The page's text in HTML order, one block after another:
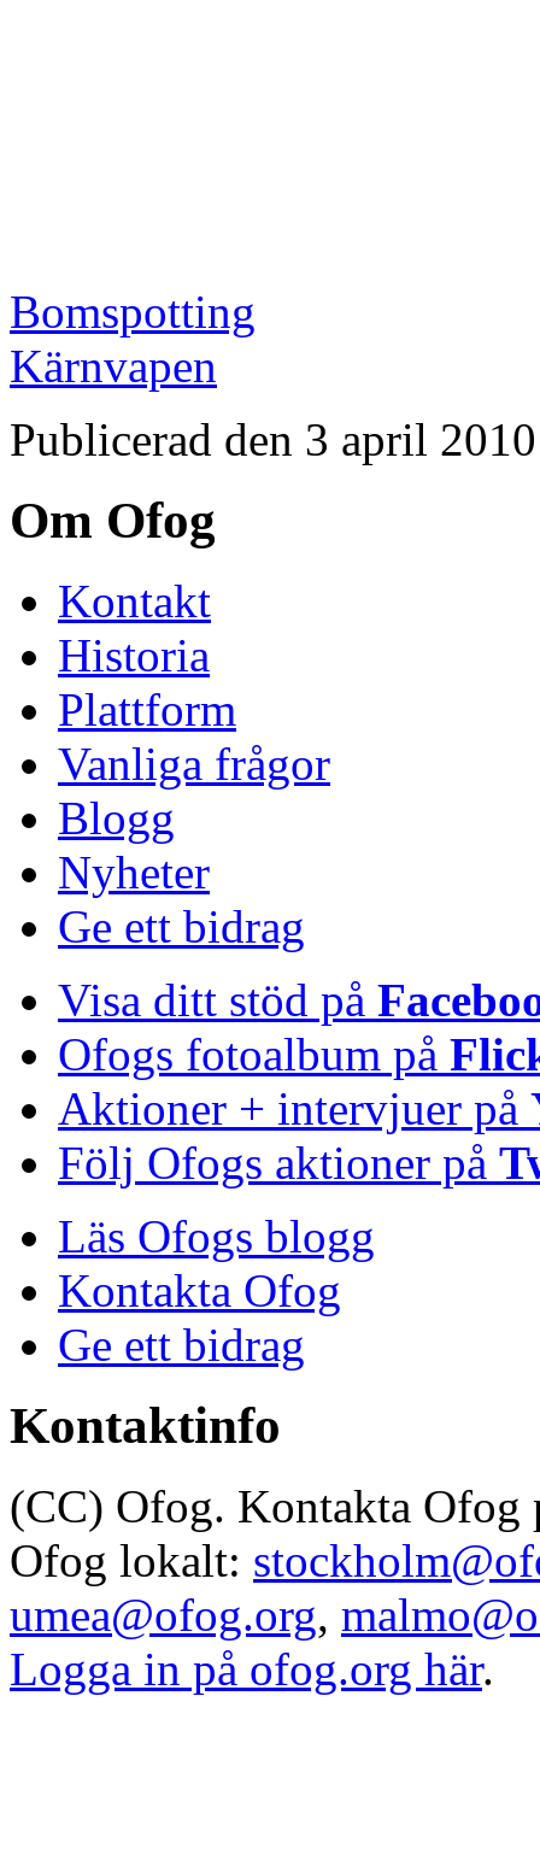
Bomspotting
Kärnvapen
Publicerad den 3 april 2010
Om Ofog
Kontakt
Historia
Plattform
Vanliga frågor
Blogg
Nyheter
Ge ett bidrag
Visa ditt stöd på
Ofogs fotoalbum på
Aktioner + intervjuer på
Följ Ofogs aktioner på
Läs Ofogs blogg
Kontakta Ofog
Ge ett bidrag
Kontaktinfo
(CC) Ofog. Kontakta Ofog
Ofog lokalt:
umea@ofog.org,
Logga in på ofog.org här.